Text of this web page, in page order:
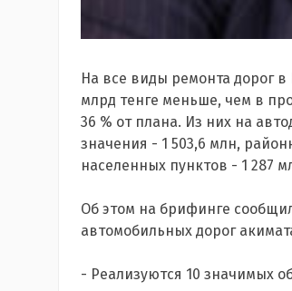
На все виды ремонта дорог в
млрд тенге меньше, чем в
36 % от плана. Из них на
значения - 1 503,6 млн,
населенных пунктов - 1 287
Об этом на брифинге
автомобильных дорог
- Реализуются 10 значимых